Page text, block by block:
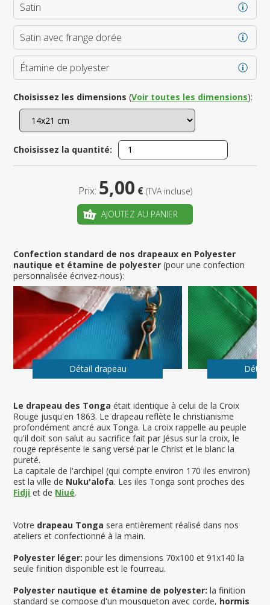
Le drapeau des Tonga était identique à celui de la Croix
Rouge jusqu'en 1863. Le drapeau reflète le christianisme
profondément ancré aux Tonga. La croix rappelle au peuple
qu'il doit son salut au sacrifice fait par Jésus sur la croix, le
rouge représente le sang versé par le Christ et le blanc la
pureté.
La capitale de l'archipel (qui compte environ 170 iles environ)
est la ville de Nuku'alofa. Les iles Tonga sont proches des
Fidji et de Niué.
Votre drapeau Tonga sera entièrement réalisé dans nos
ateliers et confectionné à la main.
Polyester léger: pour les dimensions 70x100 et 91x140 la
seule finition disponible est le fourreau.
Polyester nautique et étamine de polyester: la finition
standard se compose d'un mousqueton avec corde, hormis
Satin
Satin avec frange dorée
Étamine de polyester
Choisissez les dimensions (Voir toutes les dimensions):
Choisissez la quantité:
Prix: 5,00 € (TVA incluse)
AJOUTEZ AU PANIER
Confection standard de nos drapeaux en Polyester
nautique et étamine de polyester(pour une confection
personnalisée écrivez-nous):
Détail drapeau Détail